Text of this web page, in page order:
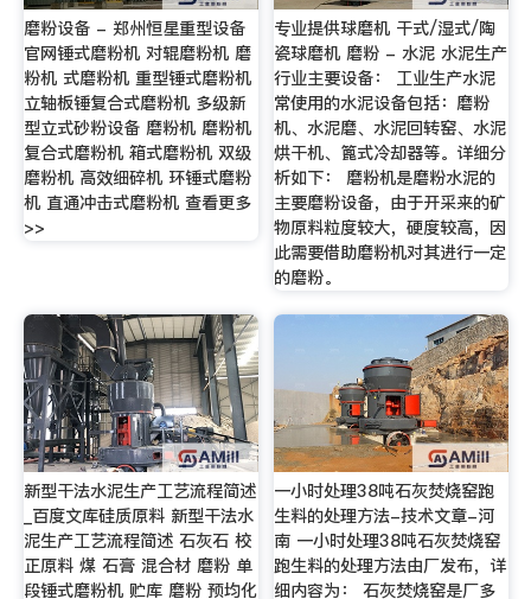
磨粉设备 - 郑州恒星重型设备
官网锤式磨粉机 对辊磨粉机 磨
粉机 式磨粉机 重型锤式磨粉机
立轴板锤复合式磨粉机 多级新
型立式砂粉设备 磨粉机 磨粉机
复合式磨粉机 箱式磨粉机 双级
磨粉机 高效细碎机 环锤式磨粉
机 直通冲击式磨粉机 查看更多
>>
专业提供球磨机 干式/湿式/陶
瓷球磨机 磨粉 - 水泥 水泥生产
行业主要设备： 工业生产水泥
常使用的水泥设备包括：磨粉
机、水泥磨、水泥回转窑、水泥
烘干机、篦式冷却器等。详细分
析如下： 磨粉机是磨粉水泥的
主要磨粉设备，由于开采来的矿
物原料粒度较大，硬度较高，因
此需要借助磨粉机对其进行一定
的磨粉。
新型干法水泥生产工艺流程简述
_百度文库硅质原料 新型干法水
泥生产工艺流程简述 石灰石 校
正原料 煤 石膏 混合材 磨粉 单
段锤式磨粉机 贮库 磨粉 预均化
一小时处理38吨石灰焚烧窑跑
生料的处理方法-技术文章-河
南 一小时处理38吨石灰焚烧窑
跑生料的处理方法由厂发布，详
细内容为： 石灰焚烧窑是厂多